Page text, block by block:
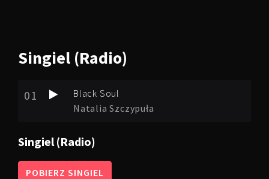
Singiel (Radio)
01
Black Soul
Natalia Szczypuła
Singiel (Radio)
POBIERZ SINGIEL